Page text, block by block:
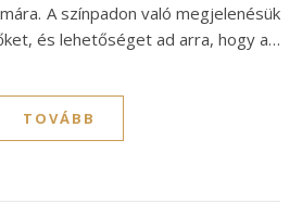
A színpadon való megjelenésük
és lehetőséget ad arra, hogy a…
TOVÁBB